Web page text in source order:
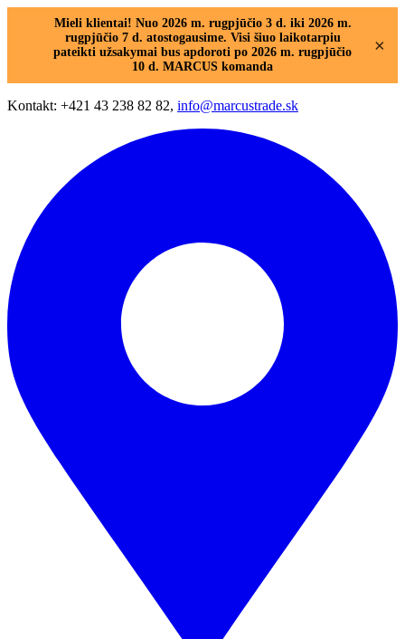
Mieli klientai! Nuo 2026 m. rugpjūčio 3 d. iki 2026 m.
rugpjūčio 7 d. atostogausime. Visi šiuo laikotarpiu
pateikti užsakymai bus apdoroti po 2026 m. rugpjūčio
10 d. MARCUS komanda
×
Kontakt: +421 43 238 82 82, info@marcustrade.sk